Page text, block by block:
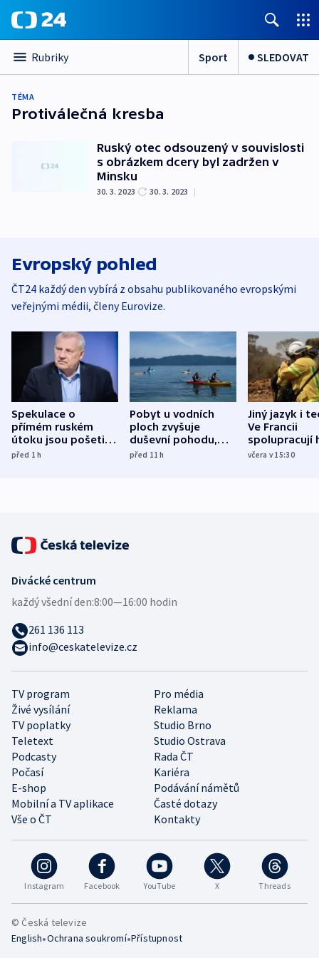
Rubriky Sport SLEDOVAT
TÉMA
Protiválečná kresba
Ruský otec odsouzený v souvislosti
s obrázkem dcery byl zadržen v
Minsku
30. 3. 2023 30. 3. 2023 |
Evropský pohled
ČT24 každý den vybírá z obsahu publikovaného evropskými
veřejnými médii, členy Eurovize.
Spekulace o
přímém ruském
útoku jsou pošetilé,
míní estonský
před 1h
Pobyt u vodních
ploch zvyšuje
duševní pohodu,
ukázala
před 11h
Jiný jazyk i
Ve Francii
spolupracují
různých zemí
včera v 15:30
Instagram Facebook YouTube X Threads
TV program
Pro média
Živé vysílání
Reklama
TV poplatky
Studio Brno
Teletext
Studio Ostrava
Podcasty
Rada ČT
Počasí
Kariéra
E-shop
Podávání námětů
Mobilní a TV aplikace
Časté dotazy
Vše o ČT
Kontakty
Divácké centrum
každý všední den:8:00—16:00 hodin
261 136 113
info@ceskatelevize.cz
© Česká televize
English•Ochrana soukromí•Přístupnost